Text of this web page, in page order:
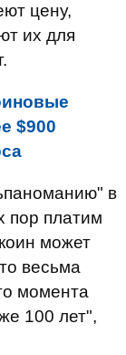
цену,
их для
$900
в
пор платим
может
весьма
момента
100 лет",